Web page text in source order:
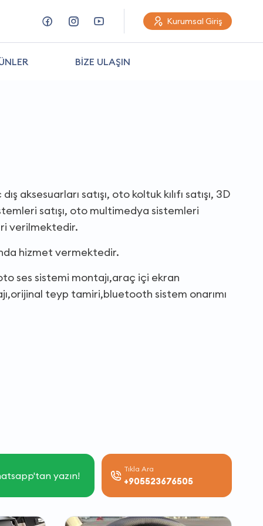
Kurumsal Giriş
BİZE ULAŞIN
aksesuarları satışı, oto koltuk kılıfı satışı, 3D
satışı, oto multimedya sistemleri
verilmektedir.
hizmet vermektedir.
ses sistemi montajı,araç içi ekran
teyp tamiri,bluetooth sistem onarımı
yazın!
Tıkla Ara
+905523676505